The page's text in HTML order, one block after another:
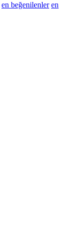
en beğenilenler en